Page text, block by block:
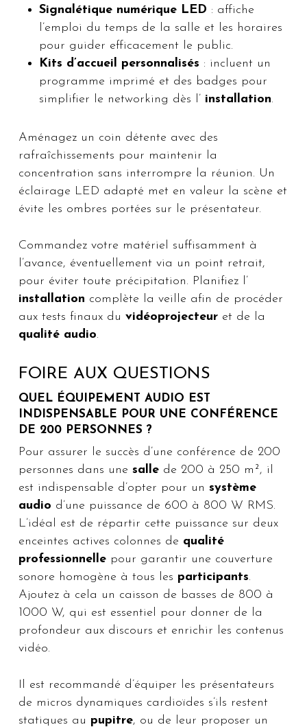
Signalétique numérique LED : affiche
l’emploi du temps de la salle et les horaires
pour guider efficacement le public.
Kits d’accueil personnalisés : incluent un
programme imprimé et des badges pour
simplifier le networking dès l’ installation.
Aménagez un coin détente avec des
rafraîchissements pour maintenir la
concentration sans interrompre la réunion. Un
éclairage LED adapté met en valeur la scène et
évite les ombres portées sur le présentateur.
Commandez votre matériel suffisamment à
l’avance, éventuellement via un point retrait,
pour éviter toute précipitation. Planifiez l’
installation complète la veille afin de procéder
aux tests finaux du vidéoprojecteuret de la
qualité audio.
FOIRE AUX QUESTIONS
QUEL ÉQUIPEMENT AUDIO EST
INDISPENSABLE POUR UNE CONFÉRENCE
DE 200 PERSONNES ?
Pour assurer le succès d’une conférence de 200
personnes dans une sallede 200 à 250 m², il
est indispensable d’opter pour un système
audio d’une puissance de 600 à 800 W RMS.
L’idéal est de répartir cette puissance sur deux
enceintes actives colonnes de qualité
professionnellepour garantir une couverture
sonore homogène à tous les participants.
Ajoutez à cela un caisson de basses de 800 à
1000 W, qui est essentiel pour donner de la
profondeur aux discours et enrichir les contenus
vidéo.
Il est recommandé d’équiper les présentateurs
de micros dynamiques cardioïdes s’ils restent
statiques au pupitre, ou de leur proposer un